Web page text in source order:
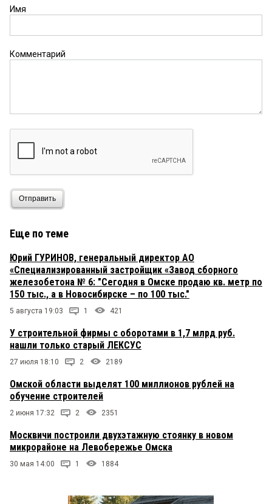
Имя
Комментарий
Отправить
Еще по теме
Юрий ГУРИНОВ, генеральный директор АО
«Специализированный застройщик «Завод сборного
железобетона № 6: "Сегодня в Омске продаю кв. метр по
150 тыс., а в Новосибирске – по 100 тыс."
5 августа 19:03 1 421
У строительной фирмы с оборотами в 1,7 млрд руб.
нашли только старый ЛЕКСУС
27 июля 18:10 2 2189
Омской области выделят 100 миллионов рублей на
обучение строителей
2 июня 17:32 2 2351
Москвичи построили двухэтажную стоянку в новом
микрорайоне на Левобережье Омска
30 мая 14:00 1 1884